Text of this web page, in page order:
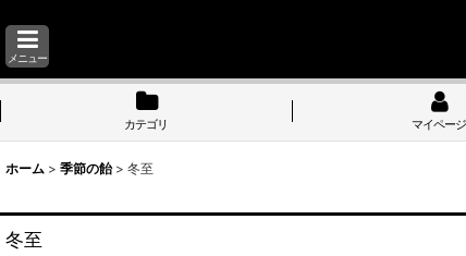
メニュー
カテゴリ マイページ
ホーム > 季節の飴 > 冬至
冬至